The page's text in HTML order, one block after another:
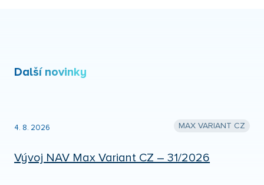
Další novinky
4. 8. 2026 MAX VARIANT CZ
Vývoj NAV Max Variant CZ – 31/2026